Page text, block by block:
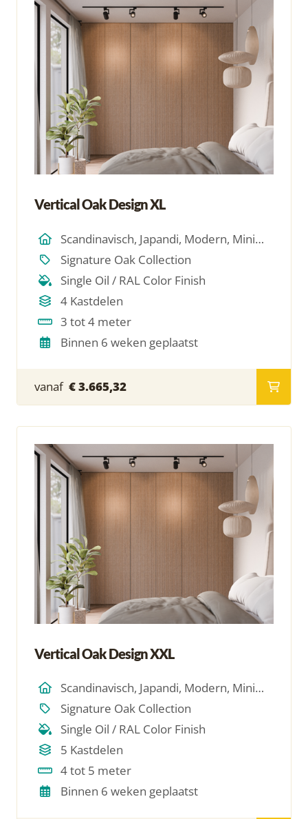
Vertical Oak Design XL
Scandinavisch, Japandi, Modern, Minimalistich
Signature Oak Collection
Single Oil / RAL Color Finish
4 Kastdelen
3 tot 4 meter
Binnen 6 weken geplaatst
vanaf € 3.665,32
Vertical Oak Design XXL
Scandinavisch, Japandi, Modern, Minimalistich
Signature Oak Collection
Single Oil / RAL Color Finish
5 Kastdelen
4 tot 5 meter
Binnen 6 weken geplaatst